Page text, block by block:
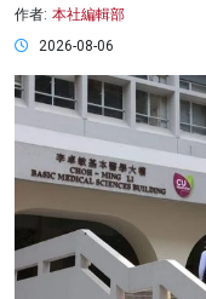
作者: 本社編輯部
2026-08-06